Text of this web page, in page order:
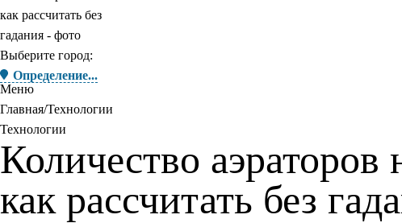
Выберите город:
Определение...
Меню
Главная Технологии
Технологии
Количество
как рассчитать без